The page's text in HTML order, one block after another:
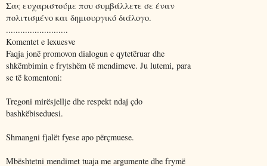
Σας ευχαριστούμε που συμβάλλετε σε έναν
πολιτισμένο και δημιουργικό διάλογο.
..........................
Komentet e lexuesve
Faqja jonë promovon dialogun e qytetëruar dhe
shkëmbimin e frytshëm të mendimeve. Ju lutemi, para
se të komentoni:
Tregoni mirësjellje dhe respekt ndaj çdo
bashkëbiseduesi.
Shmangni fjalët fyese apo përçmuese.
Mbështetni mendimet tuaja me argumente dhe frymë